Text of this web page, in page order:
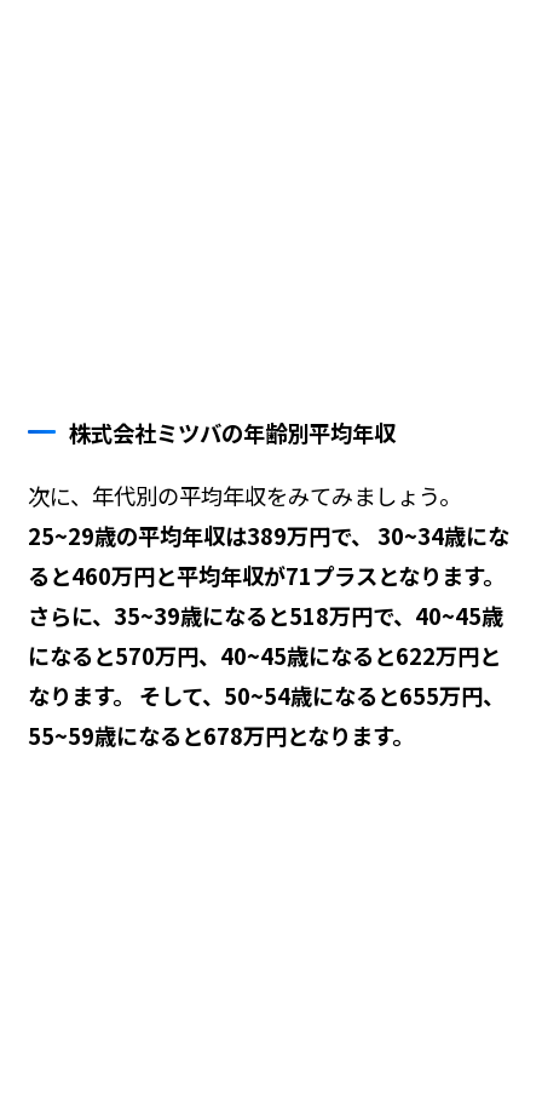
株式会社ミツバの年齢別平均年収
次に、年代別の平均年収をみてみましょう。
25~29歳の平均年収は389万円で、 30~34歳にな
ると460万円と平均年収が71プラスとなります。
さらに、35~39歳になると518万円で、40~45歳
になると570万円、40~45歳になると622万円と
なります。 そして、50~54歳になると655万円、
55~59歳になると678万円となります。